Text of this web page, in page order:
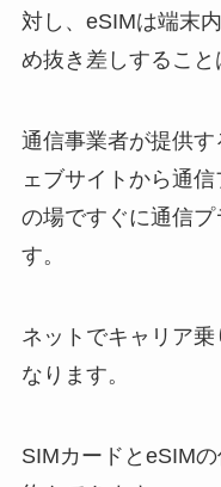
対し、eSIMは端末
め抜き差しすること
通信事業者が提供
ェブサイトから通
の場ですぐに通信
す。
ネットでキャリア
なります。
SIMカードとeSIM